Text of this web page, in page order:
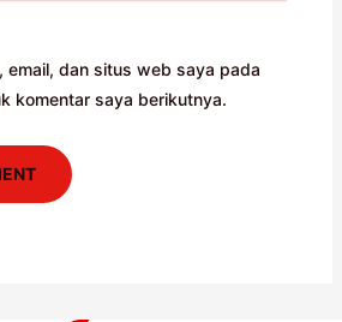
email, dan situs web saya pada
komentar saya berikutnya.